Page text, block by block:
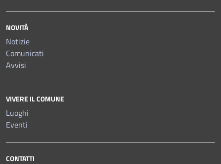
NOVITÀ
Notizie
Comunicati
Avvisi
VIVERE IL COMUNE
Luoghi
Eventi
CONTATTI